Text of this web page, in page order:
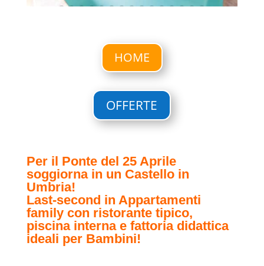
HOME
OFFERTE
Per il Ponte del 25 Aprile
soggiorna in un Castello in
Umbria!
Last-second in Appartamenti
family con ristorante tipico,
piscina interna e fattoria didattica
ideali per Bambini!